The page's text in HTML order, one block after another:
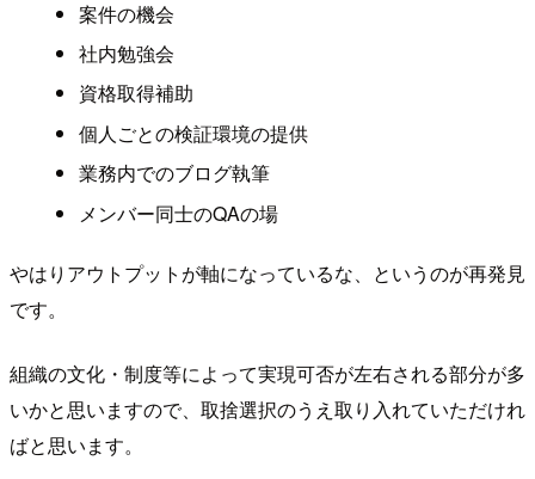
案件の機会
社内勉強会
資格取得補助
個人ごとの検証環境の提供
業務内でのブログ執筆
メンバー同士のQAの場
やはりアウトプットが軸になっているな、というのが再発見
です。
組織の文化・制度等によって実現可否が左右される部分が多
いかと思いますので、取捨選択のうえ取り入れていただけれ
ばと思います。